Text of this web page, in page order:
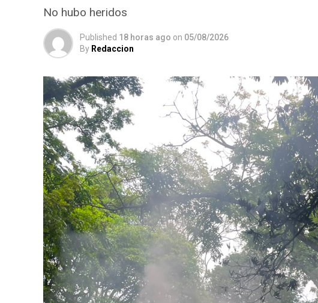
No hubo heridos
Published 18 horas ago on 05/08/2026
By Redaccion